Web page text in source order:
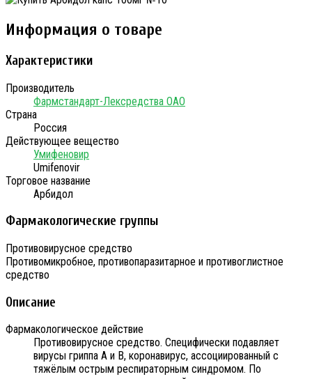
Информация о товаре
Характеристики
Производитель
Фармстандарт-Лексредства ОАО
Страна
Россия
Действующее вещество
Умифеновир
Umifenovir
Торговое название
Арбидол
Фармакологические группы
Противовирусное средство
Противомикробное, противопаразитарное и противоглистное
средство
Описание
Фармакологическое действие
Противовирусное средство. Специфически подавляет
вирусы гриппа А и В, коронавирус, ассоциированный с
тяжёлым острым респираторным синдромом. По